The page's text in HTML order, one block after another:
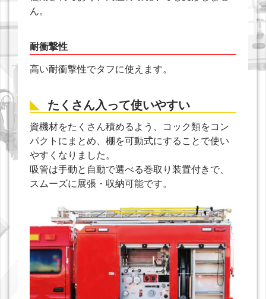
ん。
耐衝撃性
高い耐衝撃性でタフに使えます。
たくさん入って使いやすい
資機材をたくさん積めるよう、コック類をコン
パクトにまとめ、棚を可動式にすることで使い
やすくなりました。
吸管は手動と自動で選べる巻取り装置付きで、
スムーズに展張・収納可能です。